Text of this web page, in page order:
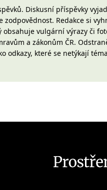
Diskusní příspěvky
Redakce si
vulgární výrazy či
a zákonům ČR.
odkazy, které se netýkají